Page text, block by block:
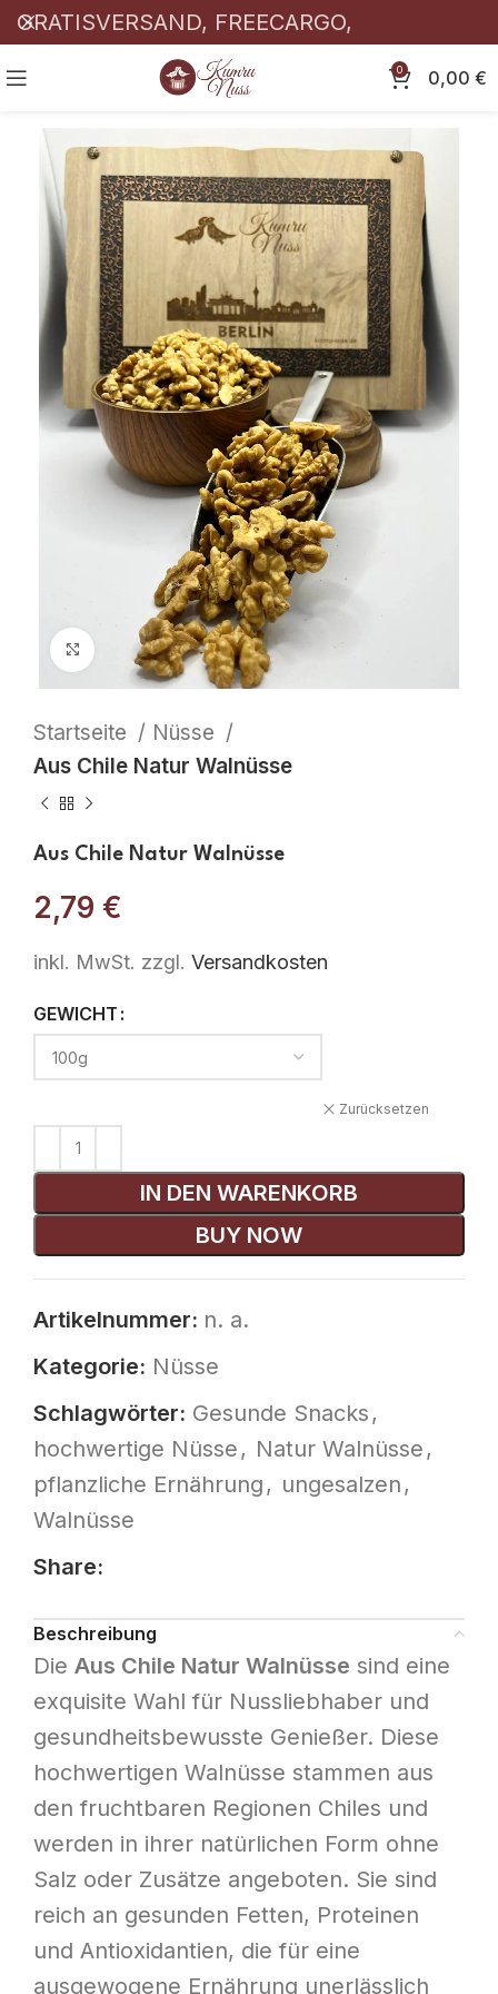
0 0,00 €
Click to enlarge
Startseite
Nüsse
Aus Chile Natur Walnüsse
Aus Chile Natur Walnüsse
2,79 €
inkl. MwSt. zzgl. Versandkosten
GEWICHT
Zurücksetzen
IN DEN WARENKORB
BUY NOW
Artikelnummer: n. a.
Kategorie: Nüsse
Schlagwörter: Gesunde Snacks,
hochwertige Nüsse, Natur Walnüsse,
pflanzliche Ernährung, ungesalzen,
Walnüsse
Share:
Beschreibung
Die Aus Chile Natur Walnüsse sind eine
exquisite Wahl für Nussliebhaber und
gesundheitsbewusste Genießer. Diese
hochwertigen Walnüsse stammen aus
den fruchtbaren Regionen Chiles und
werden in ihrer natürlichen Form ohne
Salz oder Zusätze angeboten. Sie sind
reich an gesunden Fetten, Proteinen
und Antioxidantien, die für eine
ausgewogene Ernährung unerlässlich
GRATISVERSAND, FREECARGO,
KOSTENLOSER! 🎉